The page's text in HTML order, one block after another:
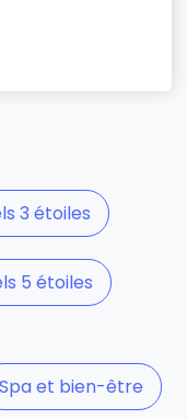
3 étoiles
5 étoiles
Spa et bien-être